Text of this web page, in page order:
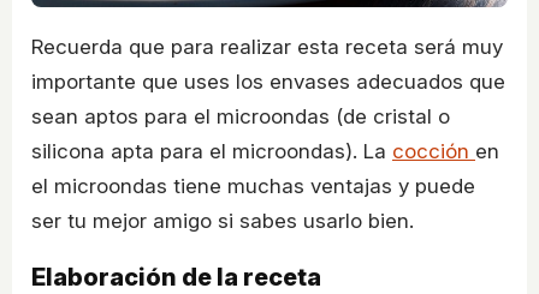
Recuerda que para realizar esta receta será muy
importante que uses los envases adecuados que
sean aptos para el microondas (de cristal o
silicona apta para el microondas). La cocción en
el microondas tiene muchas ventajas y puede
ser tu mejor amigo si sabes usarlo bien.
Elaboración de la receta